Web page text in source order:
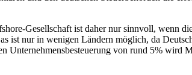
Gesellschaft ist daher nur sinnvoll, wenn
ist nur in wenigen Ländern möglich, da
Unternehmensbesteuerung von rund 5% wird